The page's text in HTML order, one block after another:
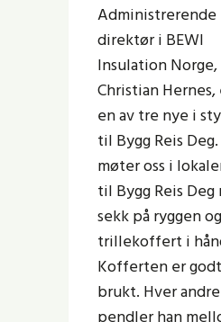
Administrerende
direktør i BEWI
Insulation Norge,
Christian Hernes,
en av tre nye i
til Bygg Reis
møter oss i
til Bygg Reis Deg
sekk på ryggen og
trillekoffert i
Kofferten er godt
brukt. Hver